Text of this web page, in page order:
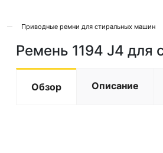
Приводные ремни для стиральных машин
Ремень 1194 J4 для
Обзор Описание